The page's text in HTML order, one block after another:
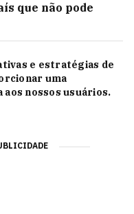
que não pode
e estratégias de
uma
nossos usuários.